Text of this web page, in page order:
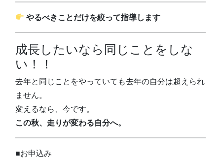
やるべきことだけを絞って指導します
成長したいなら同じことをしな
い！！
去年と同じことをやっていても去年の自分は超えられ
ません。
変えるなら、今です。
この秋、走りが変わる自分へ。
■お申込み